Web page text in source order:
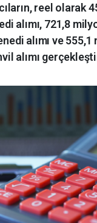
reel olarak
alımı, 721,8
alımı ve
alımı